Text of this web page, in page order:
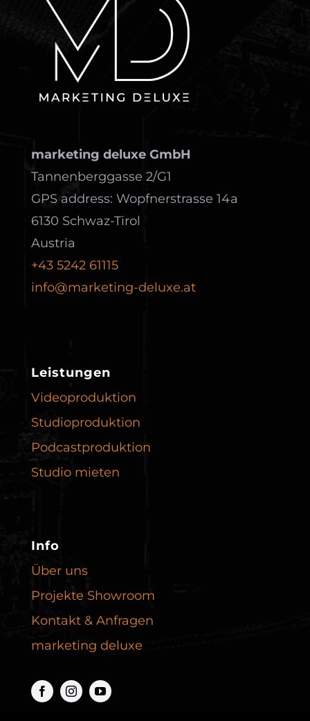
marketing deluxe GmbH
Tannenberggasse 2/G1
GPS address: Wopfnerstrasse 14a
6130 Schwaz-Tirol
Austria
+43 5242 61115
info@marketing-deluxe.at
Leistungen
Videoproduktion
Studioproduktion
Podcast­produktion
Studio mieten
Info
Über uns
Projekte Showroom
Kontakt & Anfragen
marketing deluxe